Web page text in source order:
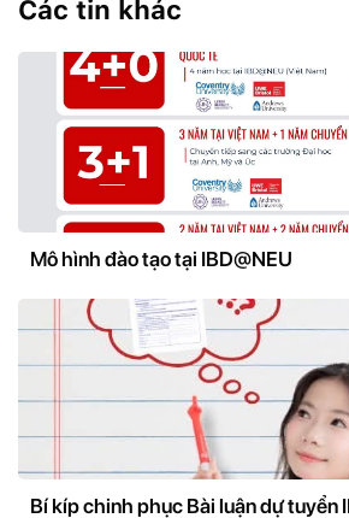
Các tin khác
Mô hình đào tạo tại IBD@NEU
Bí kíp chinh phục Bài luận dự tuyển